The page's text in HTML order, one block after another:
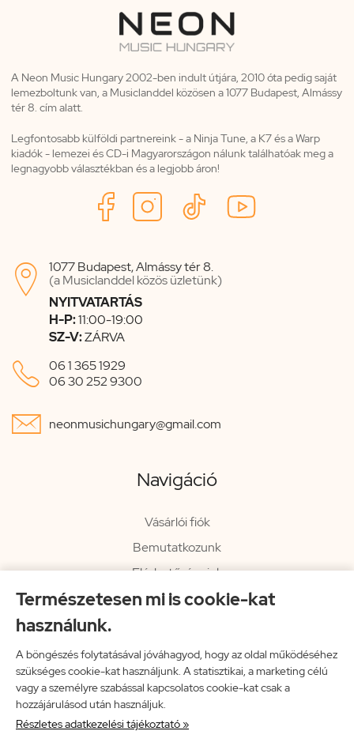
Természetesen mi is cookie-kat
használunk.
A böngészés folytatásával jóváhagyod, hogy az oldal működéséhez
szükséges cookie-kat használjunk. A statisztikai, a marketing célú
vagy a személyre szabással kapcsolatos cookie-kat csak a
hozzájárulásod után használjuk.
Részletes adatkezelési tájékoztató »
A Neon Music Hungary 2002-ben indult útjára, 2010 óta pedig saját
lemezboltunk van, a Musiclanddel közösen a 1077 Budapest, Almássy
tér 8. cím alatt.
Legfontosabb külföldi partnereink - a Ninja Tune, a K7 és a Warp
kiadók - lemezei és CD-i Magyarországon nálunk találhatóak meg a
legnagyobb választékban és a legjobb áron!

1077 Budapest, Almássy tér 8.
(a Musiclanddel közös üzletünk)
NYITVATARTÁS
H-P:11:00-19:00
SZ-V:ZÁRVA
 06 1 365 1929
06 30 252 9300
 neonmusichungary@gmail.com
Navigáció
Vásárlói fiók
Bemutatkozunk
Elérhetőségeink
Hírlevél
Impresszum
Vissza a főoldalra